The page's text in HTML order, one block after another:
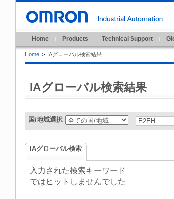
Home Products Technical Support
Home > IAグローバル検索結果
IAグローバル検索結果
国/地域選択
IAグローバル検索
入力された検索キーワード
ではヒットしませんでした